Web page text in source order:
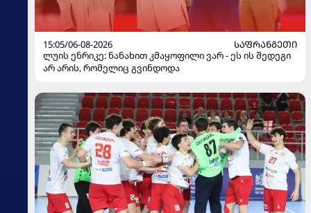
15:05/06-08-2026
ᲡᲐᲤᲠᲐᲜᲒᲔᲗᲘ
ლუის ენრიკე: ნანახით კმაყოფილი ვარ - ეს ის შედეგი
არ არის, რომელიც გვინდოდა